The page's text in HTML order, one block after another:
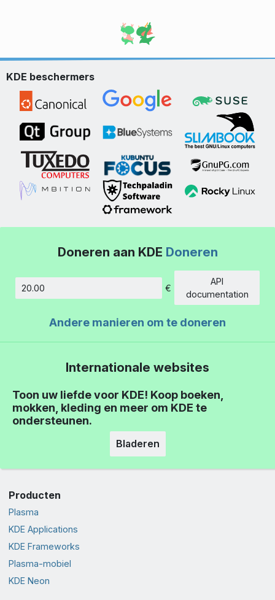
KDE beschermers
Doneren aan KDE Doneren
Hoeveelheid
€
API
documentation
Andere manieren om te doneren
Internationale websites
Toon uw liefde voor KDE! Koop boeken,
mokken, kleding en meer om KDE te
ondersteunen.
Bladeren
Producten
Plasma
KDE Applications
KDE Frameworks
Plasma-mobiel
KDE Neon